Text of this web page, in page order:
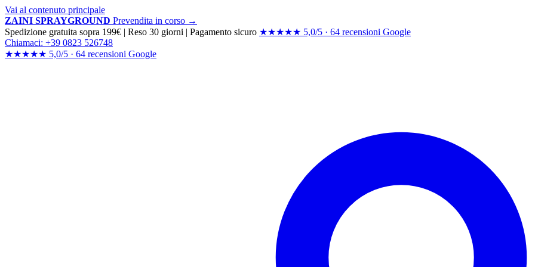
Vai al contenuto principale
ZAINI SPRAYGROUND Prevendita in corso →
Spedizione gratuita sopra 199€ | Reso 30 giorni | Pagamento sicuro ★★★★★ 5,0/5 · 64 recensioni Google
Chiamaci: +39 0823 526748
★★★★★ 5,0/5 · 64 recensioni Google